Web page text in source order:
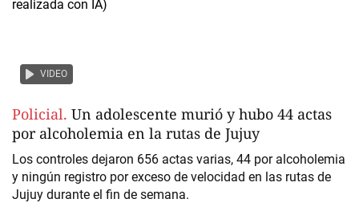
VIDEO
Policial. Un adolescente murió y hubo 44 actas
por alcoholemia en la rutas de Jujuy
Los controles dejaron 656 actas varias, 44 por alcoholemia
y ningún registro por exceso de velocidad en las rutas de
Jujuy durante el fin de semana.